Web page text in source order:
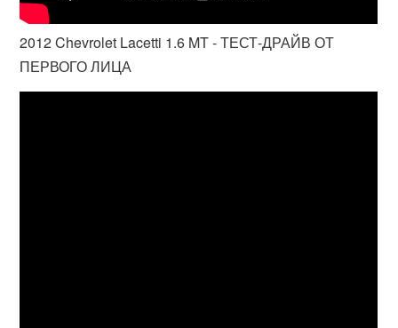
2012 Chevrolet Lacetti 1.6 MT - ТЕСТ-ДРАЙВ ОТ
ПЕРВОГО ЛИЦА